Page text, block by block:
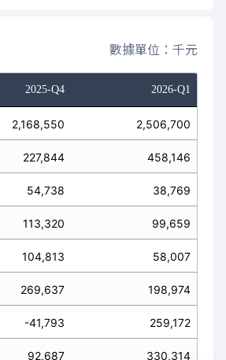
數據單位：千元
2025-Q4 2026-Q1
2,168,550 2,506,700
227,844 458,146
54,738 38,769
113,320 99,659
104,813 58,007
269,637 198,974
-41,793 259,172
92,687 330,314